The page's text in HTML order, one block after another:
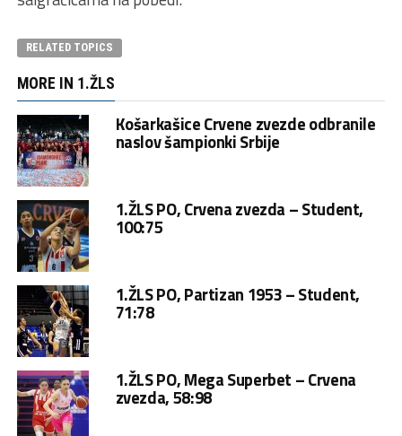
RELATED TOPICS
MORE IN 1.ŽLS
Košarkašice Crvene zvezde odbranile
naslov šampionki Srbije
1.ŽLS PO, Crvena zvezda – Student,
100:75
1.ŽLS PO, Partizan 1953 – Student,
71:78
1.ŽLS PO, Mega Superbet – Crvena
zvezda, 58:98